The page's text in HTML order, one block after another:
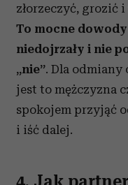
złorzeczyć, grozić
To mocne
niedojrzały i nie
„nie”. Dla odmiany
jest to mężczyzna
spokojem przyjąć
i iść dalej.